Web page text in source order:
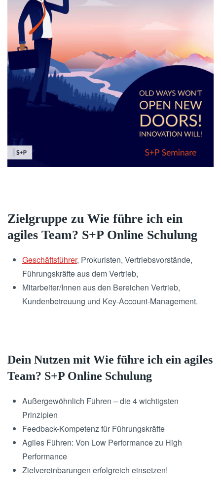
Zielgruppe zu Wie führe ich ein
agiles Team? S+P Online Schulung
Geschäftsführer, Prokuristen, Vertriebsvorstände,
Führungskräfte aus dem Vertrieb,
Mitarbeiter/Innen aus den Bereichen Vertrieb,
Kundenbetreuung und Key-Account-Management.
Dein Nutzen mit Wie führe ich ein agiles
Team? S+P Online Schulung
Außergewöhnlich Führen – die 4 wichtigsten
Prinzipien
Feedback-Kompetenz für Führungskräfte
Agiles Führen: Von Low Performance zu High
Performance
Zielvereinbarungen erfolgreich einsetzen!